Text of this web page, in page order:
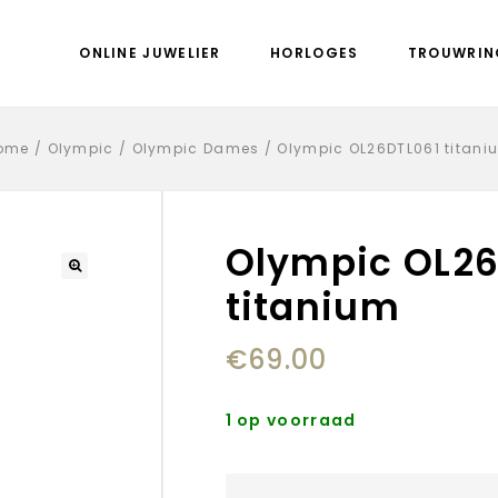
ONLINE JUWELIER HORLOGES
/ Olympic / Olympic Dames / Olympic OL26DTL061
Olympic
titanium
€69.00
1 op voorraad